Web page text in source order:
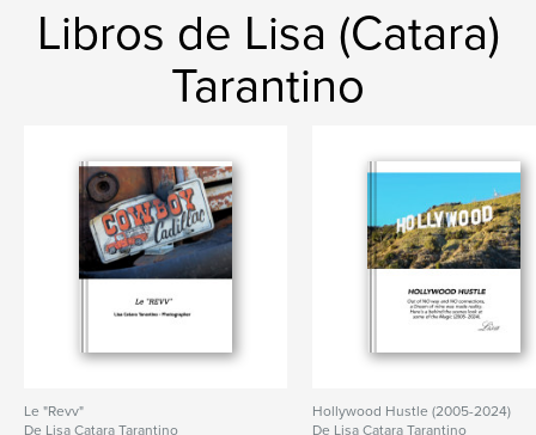
Libros de Lisa (Catara)
Tarantino
Le "Revv"
De Lisa Catara Tarantino
Hollywood Hustle (2005-2024)
De Lisa Catara Tarantino